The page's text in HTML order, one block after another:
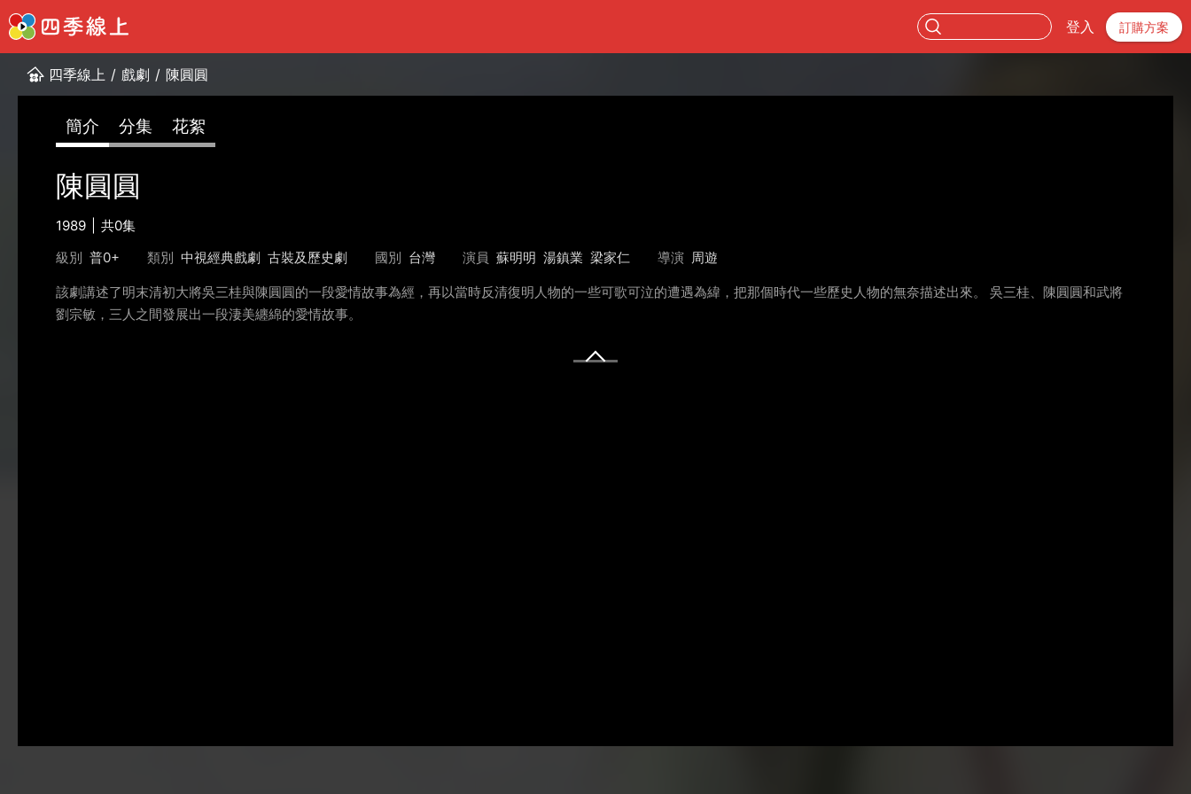
登入 訂購方案
四季線上 / 戲劇 / 陳圓圓
簡介 分集 花絮
陳圓圓
1989
共0集
級別 普0+ 類別 中視經典戲劇 古裝及歷史劇 國別 台灣 演員 蘇明明 湯鎮業 梁家仁 導演 周遊
該劇講述了明末清初大將吳三桂與陳圓圓的一段愛情故事為經，再以當時反清復明人物的一些可歌可泣的遭遇為緯，把那個時代一些歷史人物的無奈描述出來。 吳三桂、陳圓圓和武將
劉宗敏，三人之間發展出一段淒美纏綿的愛情故事。